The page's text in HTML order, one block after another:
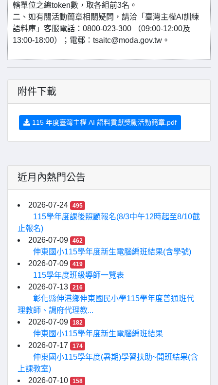
轄單位之總token數，取各組前3名。
二、如有關活動簡章相關疑問，請洽「臺灣主權AI訓練
語料庫」客服電話：0800-023-300 （09:00-12:00及
13:00-18:00）；電郵：tsaitc@moda.gov.tw。
附件下載
115 年度臺灣主權 AI 語料貢獻獎勵活動簡章.pdf
近月內熱門公告
2026-07-24 495
115學年度課後照顧報名(8/3中午12時起至8/10截
止報名)
2026-07-09
462
伸東國小115學年度新生電腦編班結果(含學號)
2026-07-09
419
115學年度班級導師一覽表
2026-07-13
216
彰化縣伸港鄉伸東國民小學115學年度普通班代
理教師、調府代理教...
2026-07-09
182
伸東國小115學年度新生電腦編班結果
2026-07-17
174
伸東國小115學年度(暑期)學習扶助~開班結果(含
上課教室)
2026-07-10
158